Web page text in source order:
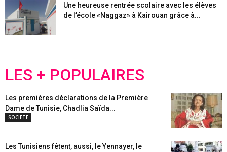
Une heureuse rentrée scolaire avec les élèves
de l’école «Naggaz» à Kairouan grâce à...
LES + POPULAIRES
Les premières déclarations de la Première
Dame de Tunisie, Chadlia Saïda...
SOCIETE
Les Tunisiens fêtent, aussi, le Yennayer, le